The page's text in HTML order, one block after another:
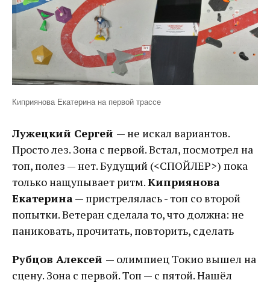
Киприянова Екатерина на первой трассе
Лужецкий Сергей — не искал вариантов.
Просто лез. Зона с первой. Встал, посмотрел на
топ, полез — нет. Будущий (<СПОЙЛЕР>) пока
только нащупывает ритм.Киприянова
Екатерина — пристрелялась - топ со второй
попытки. Ветеран сделала то, что должна: не
паниковать, прочитать, повторить, сделать
Рубцов Алексей — олимпиец Токио вышел на
сцену. Зона с первой. Топ — с пятой. Нашёл